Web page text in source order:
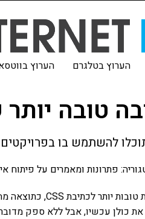
הערוץ בטלגרם הערוץ
פתרונות ומאמרים על פיתוח